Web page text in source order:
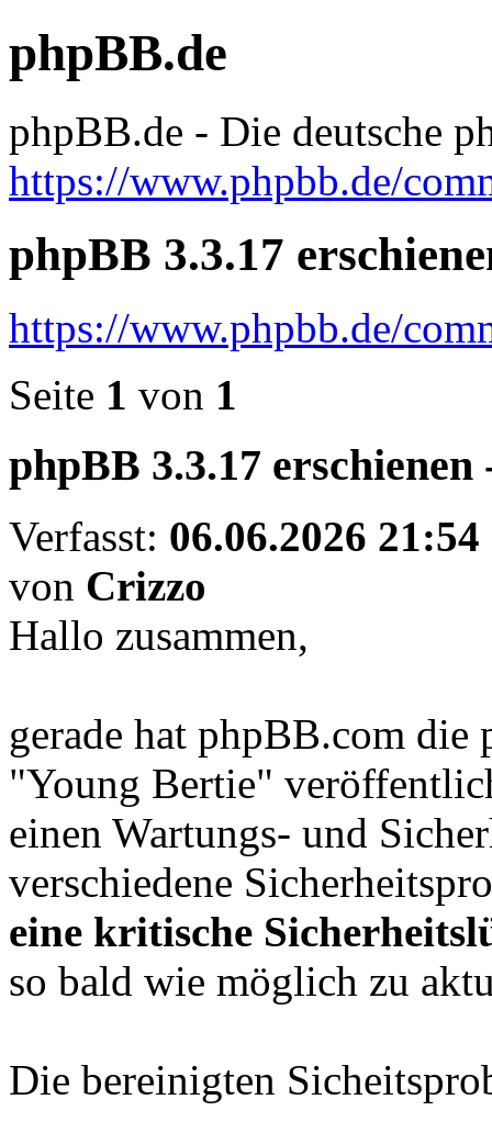
phpBB.de
phpBB.de - Die deutsche
https://www.phpbb.de/
phpBB 3.3.17
https://www.phpbb.de/
Seite 1 von 1
phpBB 3.3.17
Verfasst: 06.06.2026 21:54
von Crizzo
Hallo zusammen,
gerade hat phpBB.com die
"Young Bertie"
einen Wartungs- und
verschiedene
eine kritische
so bald wie möglich zu
Die bereinigten